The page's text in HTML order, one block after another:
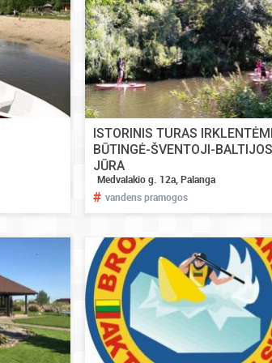
ISTORINIS TURAS
BŪTINGĖ-ŠVENTOJI-BALTIJOS
JŪRA
Medvalakio g. 12a, Palanga
# vandens pramogos